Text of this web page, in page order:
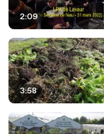
2:09
3:58